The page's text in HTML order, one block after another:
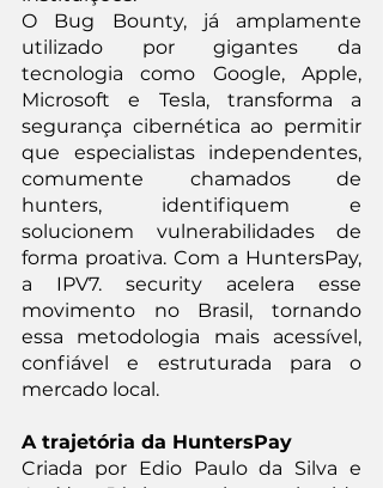
O Bug Bounty, já amplamente
utilizado por gigantes da
tecnologia como Google, Apple,
Microsoft e Tesla, transforma a
segurança cibernética ao permitir
que especialistas independentes,
comumente chamados de
hunters, identifiquem e
solucionem vulnerabilidades de
forma proativa. Com a HuntersPay,
a IPV7. security acelera esse
movimento no Brasil, tornando
essa metodologia mais acessível,
confiável e estruturada para o
mercado local.
A trajetória da HuntersPay
Criada por Edio Paulo da Silva e